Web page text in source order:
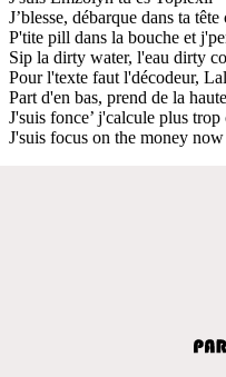
J’blesse, débarque dans ta
P'tite pill dans la bouche et
Sip la dirty water, l'eau dirty
Pour l'texte faut l'décodeur,
Part d'en bas, prend de la
J'suis fonce’ j'calcule plus trop
J'suis focus on the money now